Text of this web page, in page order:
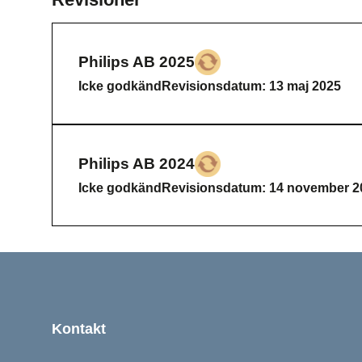
Philips AB 2025
Icke godkänd
Icke godkänd Revisionsdatum: 13 maj 2025
Philips AB 2024
Icke godkänd
Icke godkänd Revisionsdatum: 14 november
Kontakt